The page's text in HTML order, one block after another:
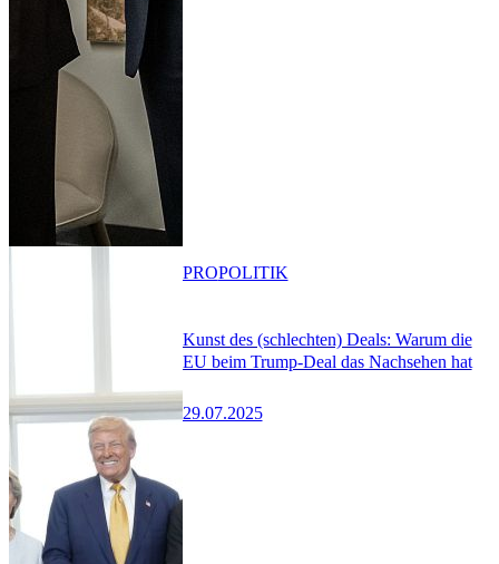
Kunst des (schlechten) Deals: Warum die
EU beim Trump-Deal das Nachsehen hat
29.07.2025
PROPOLITIK